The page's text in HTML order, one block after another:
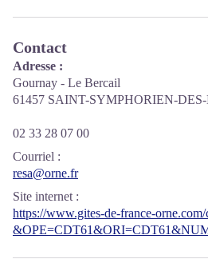
Contact
Adresse :
Gournay - Le Bercail
61457 SAINT-SYMPHORIEN-
02 33 28 07 00
Courriel :
resa@orne.fr
Site internet :
https://www.gites-de-france-